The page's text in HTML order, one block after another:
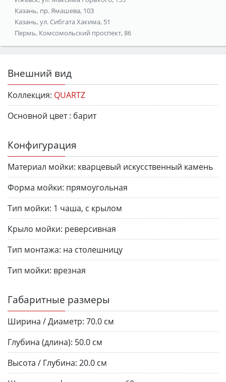
Казань, пр. Ямашева, 103
Казань, ул. Сибгата Хакима, 51
Пермь, Комсомольский проспект, 86
Внешний вид
Коллекция: QUARTZ
Основной цвет : барит
Конфигурация
Материал мойки: кварцевый искусственный камень
Форма мойки: прямоугольная
Тип мойки: 1 чаша, с крылом
Крыло мойки: реверсивная
Тип монтажа: на столешницу
Тип мойки: врезная
Габаритные размеры
Ширина / Диаметр: 70.0 см
Глубина (длина): 50.0 см
Высота / Глубина: 20.0 см